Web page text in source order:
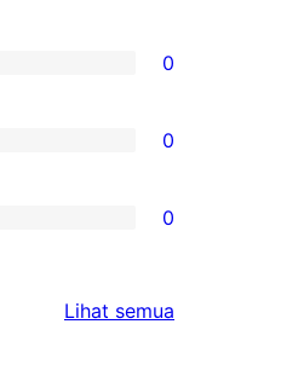
0
0
0
Lihat semua